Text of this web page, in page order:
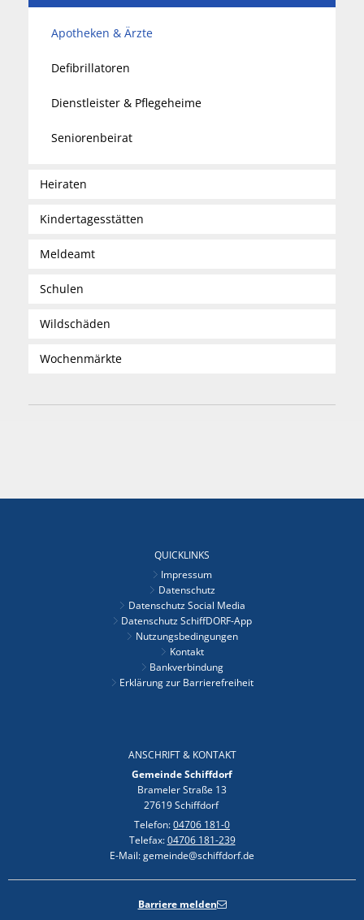
Apotheken & Ärzte
Defibrillatoren
Dienstleister & Pflegeheime
Seniorenbeirat
Heiraten
Kindertagesstätten
Meldeamt
Schulen
Wildschäden
Wochenmärkte
QUICKLINKS
Impressum
Datenschutz
Datenschutz Social Media
Datenschutz SchiffDORF-App
Nutzungsbedingungen
Kontakt
Bankverbindung
Erklärung zur Barrierefreiheit
ANSCHRIFT & KONTAKT
Gemeinde Schiffdorf
Brameler Straße 13
27619 Schiffdorf
Telefon:04706 181-0
Telefax:04706 181-239
E-Mail: gemeinde@schiffdorf.de
Barriere melden